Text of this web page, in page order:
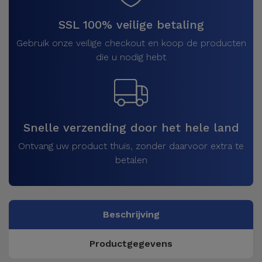
SSL 100% veilige betaling
Gebruik onze veilige checkout en koop de producten
die u nodig hebt
Snelle verzending door het hele land
Ontvang uw product thuis, zonder daarvoor extra te
betalen
Beschrijving
Productgegevens